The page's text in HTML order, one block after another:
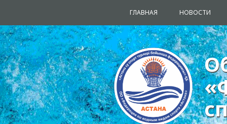
ГЛАВНАЯ НОВОСТИ